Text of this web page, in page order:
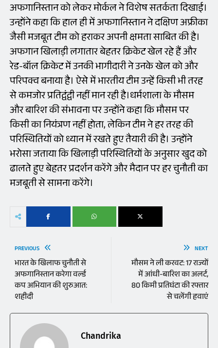
अफगानिस्तान को लेकर मोर्कल ने विशेष सतर्कता दिखाई।
उन्होंने कहा कि हाल ही में अफगानिस्तान ने दक्षिण अफ्रीका
जैसी मजबूत टीम को हराकर अपनी क्षमता साबित की है।
अफगान खिलाड़ी लगातार बेहतर क्रिकेट खेल रहे हैं और
रेड-बॉल क्रिकेट में उनकी भागीदारी ने उनके खेल को और
परिपक्व बनाया है। ऐसे में भारतीय टीम उन्हें किसी भी तरह
से कमजोर प्रतिद्वंद्वी नहीं मान रही है।धर्मशाला के मौसम
और बारिश की संभावना पर उन्होंने कहा कि मौसम पर
किसी का नियंत्रण नहीं होता, लेकिन टीम ने हर तरह की
परिस्थितियों को ध्यान में रखते हुए तैयारी की है। उन्होंने
भरोसा जताया कि खिलाड़ी परिस्थितियों के अनुसार खुद को
ढालते हुए बेहतर प्रदर्शन करेंगे और मैदान पर हर चुनौती का
मजबूती से सामना करेंगे।
PREVIOUS
भारत के खिलाफ चुनौती से
अफगानिस्तान करेगा वर्ल्ड
कप अभियान की शुरुआत:
शहीदी
NEXT
मौसम ने ली करवट: 17 राज्यों
में आंधी-बारिश का अलर्ट,
80 किमी प्रतिघंटा की रफ्तार
से चलेंगी हवाएं
Chandrika